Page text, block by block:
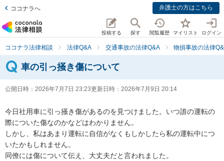
ココナラへ 弁護士の方はこちら
投稿する 探す 閲覧履歴 マイリスト ログイン
ココナラ法律相談 法律Q&A 交通事故の法律Q&A 物損事故の法律
車の引っ掻き傷について
公開日時： 2026年7月7日 23:23更新日時： 2026年7月9日 20:14
今日社用車に引っ掻き傷があるのを見つけました。いつ誰の運転の
際についた傷なのかなどはわかりません。
しかし、私はあまり運転に自信がなくもしかしたら私の運転中につ
いたかもしれません。
同僚には傷について伝え、大丈夫だと言われました。